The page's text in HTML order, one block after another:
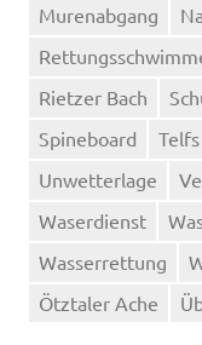
Murenabgang
Rietzer Bach
Spineboard
Telfs
Unwetterlage
Waserdienst
Wasserrettung
Ötztaler Ache